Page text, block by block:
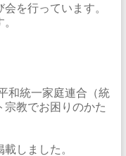
を行っています。
和統一家庭連合（統
教でお困りのかた
載しました。